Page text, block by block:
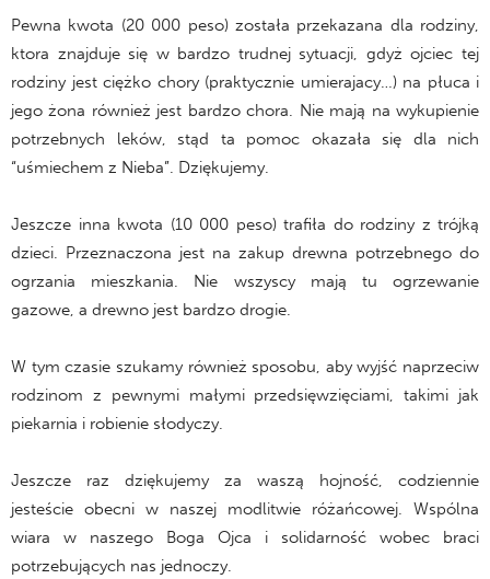
Pewna kwota (20 000 peso) została przekazana dla rodziny,
ktora znajduje się w bardzo trudnej sytuacji, gdyż ojciec tej
rodziny jest ciężko chory (praktycznie umierajacy…) na płuca i
jego żona również jest bardzo chora. Nie mają na wykupienie
potrzebnych leków, stąd ta pomoc okazała się dla nich
“uśmiechem z Nieba”. Dziękujemy.
Jeszcze inna kwota (10 000 peso) trafiła do rodziny z trójką
dzieci. Przeznaczona jest na zakup drewna potrzebnego do
ogrzania mieszkania. Nie wszyscy mają tu ogrzewanie
gazowe, a drewno jest bardzo drogie.
W tym czasie szukamy również sposobu, aby wyjść naprzeciw
rodzinom z pewnymi małymi przedsięwzięciami, takimi jak
piekarnia i robienie słodyczy.
Jeszcze raz dziękujemy za waszą hojność, codziennie
jesteście obecni w naszej modlitwie różańcowej. Wspólna
wiara w naszego Boga Ojca i solidarność wobec braci
potrzebujących nas jednoczy.